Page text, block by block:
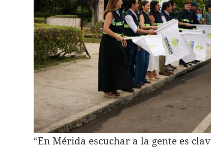
“En Mérida escuchar a la gente es